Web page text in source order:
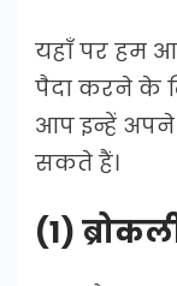
यहाँ पर हम
पैदा करने के
आप इन्हें
सकते हैं।
(1)